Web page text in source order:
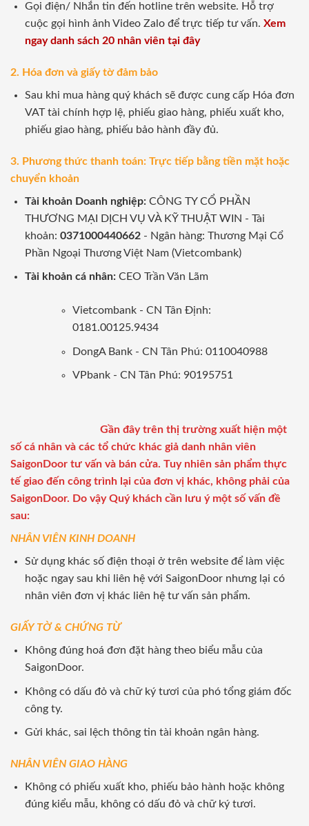
Gọi điện/ Nhắn tin đến hotline trên website. Hỗ trợ
cuộc gọi hình ảnh Video Zalo để trực tiếp tư vấn. Xem
ngay danh sách 20 nhân viên tại đây
2. Hóa đơn và giấy tờ đảm bảo
Sau khi mua hàng quý khách sẽ được cung cấp Hóa đơn
VAT tài chính hợp lệ, phiếu giao hàng, phiếu xuất kho,
phiếu giao hàng, phiếu bảo hành đầy đủ.
3. Phương thức thanh toán: Trực tiếp bằng tiền mặt hoặc
chuyển khoản
Tài khoản Doanh nghiệp:CÔNG TY CỔ PHẦN
THƯƠNG MẠI DỊCH VỤ VÀ KỸ THUẬT WIN - Tài
khoản: 0371000440662- Ngân hàng: Thương Mại Cổ
Phần Ngoại Thương Việt Nam (Vietcombank)
Tài khoản cá nhân: CEO Trần Văn Lãm
Vietcombank - CN Tân Định:
0181.00125.9434
DongA Bank - CN Tân Phú: 0110040988
VPbank - CN Tân Phú: 90195751
Gần đây trên thị trường xuất hiện một
số cá nhân và các tổ chức khác giả danh nhân viên
SaigonDoor tư vấn và bán cửa. Tuy nhiên sản phẩm thực
tế giao đến công trình lại của đơn vị khác, không phải của
SaigonDoor. Do vậy Quý khách cần lưu ý một số vấn đề
sau:
NHÂN VIÊN KINH DOANH
Sử dụng khác số điện thoại ở trên website để làm việc
hoặc ngay sau khi liên hệ với SaigonDoor nhưng lại có
nhân viên đơn vị khác liên hệ tư vấn sản phẩm.
GIẤY TỜ & CHỨNG TỪ
Không đúng hoá đơn đặt hàng theo biểu mẫu của
SaigonDoor.
Không có dấu đỏ và chữ ký tươi của phó tổng giám đốc
công ty.
Gửi khác, sai lệch thông tin tài khoản ngân hàng.
NHÂN VIÊN GIAO HÀNG
Không có phiếu xuất kho, phiếu bảo hành hoặc không
đúng kiểu mẫu, không có dấu đỏ và chữ ký tươi.